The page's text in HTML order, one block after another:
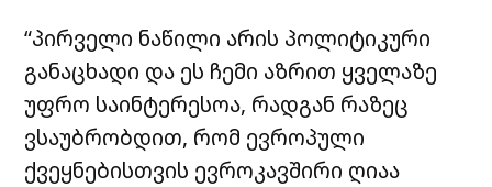
“პირველი ნაწილი არის პოლიტიკური
განაცხადი და ეს ჩემი აზრით ყველაზე
უფრო საინტერესოა, რადგან რაზეც
ვსაუბრობდით, რომ ევროპული
ქვეყნებისთვის ევროკავშირი ღიაა